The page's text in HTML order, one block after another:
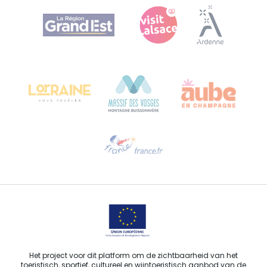
Agence Régionale du Tourisme Grand Est
Bureau de Colmar (hoofdkantoor)
Stuur ons een e-mail
Het project voor dit platform om de zichtbaarheid van het